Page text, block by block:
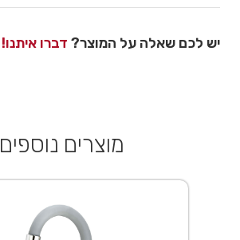
יש לכם שאלה על המוצר? דברו איתנו!
מוצרים נוספים